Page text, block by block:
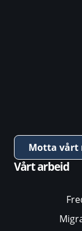
Motta vårt
Vårt arbeid